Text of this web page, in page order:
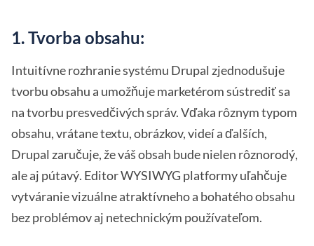
1. Tvorba obsahu:
Intuitívne rozhranie systému Drupal zjednodušuje
tvorbu obsahu a umožňuje marketérom sústrediť sa
na tvorbu presvedčivých správ. Vďaka rôznym typom
obsahu, vrátane textu, obrázkov, videí a ďalších,
Drupal zaručuje, že váš obsah bude nielen rôznorodý,
ale aj pútavý. Editor WYSIWYG platformy uľahčuje
vytváranie vizuálne atraktívneho a bohatého obsahu
bez problémov aj netechnickým používateľom.